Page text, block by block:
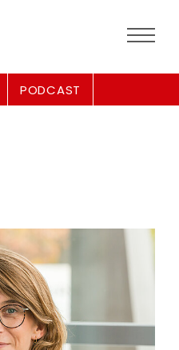
PODCAST